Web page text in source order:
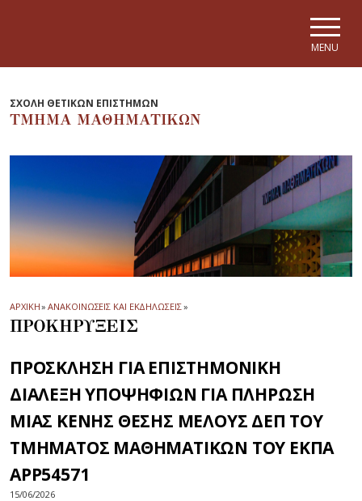
MENU
ΣΧΟΛΗ ΘΕΤΙΚΩΝ ΕΠΙΣΤΗΜΩΝ
ΤΜΗΜΑ ΜΑΘΗΜΑΤΙΚΩΝ
ΑΡΧΙΚΗ» ΑΝΑΚΟΙΝΩΣΕΙΣ ΚΑΙ ΕΚΔΗΛΩΣΕΙΣ»
ΠΡΟΚΗΡΥΞΕΙΣ
ΠΡΟΣΚΛΗΣΗ ΓΙΑ ΕΠΙΣΤΗΜΟΝΙΚΗ
ΔΙΑΛΕΞΗ ΥΠΟΨΗΦΙΩΝ ΓΙΑ ΠΛΗΡΩΣΗ
ΜΙΑΣ ΚΕΝΗΣ ΘΕΣΗΣ ΜΕΛΟΥΣ ΔΕΠ ΤΟΥ
ΤΜΗΜΑΤΟΣ ΜΑΘΗΜΑΤΙΚΩΝ ΤΟΥ ΕΚΠΑ
APP54571
15/06/2026